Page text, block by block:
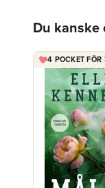
Du kanske
4 POCKET FÖR